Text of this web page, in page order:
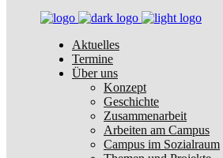
Aktuelles
Termine
Über uns
Konzept
Geschichte
Zusammenarbeit
Arbeiten am Campus
Campus im Sozialraum